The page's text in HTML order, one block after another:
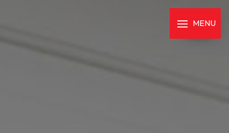
MENU